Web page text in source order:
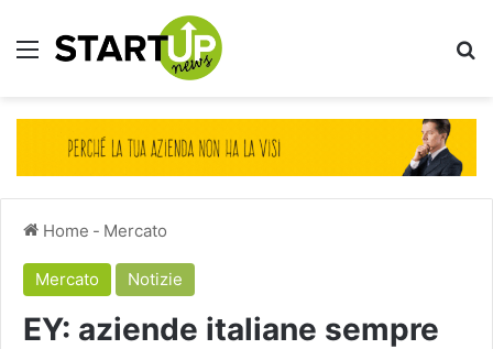
Menu
Home - Mercato
Mercato Notizie
EY: aziende italiane sempre